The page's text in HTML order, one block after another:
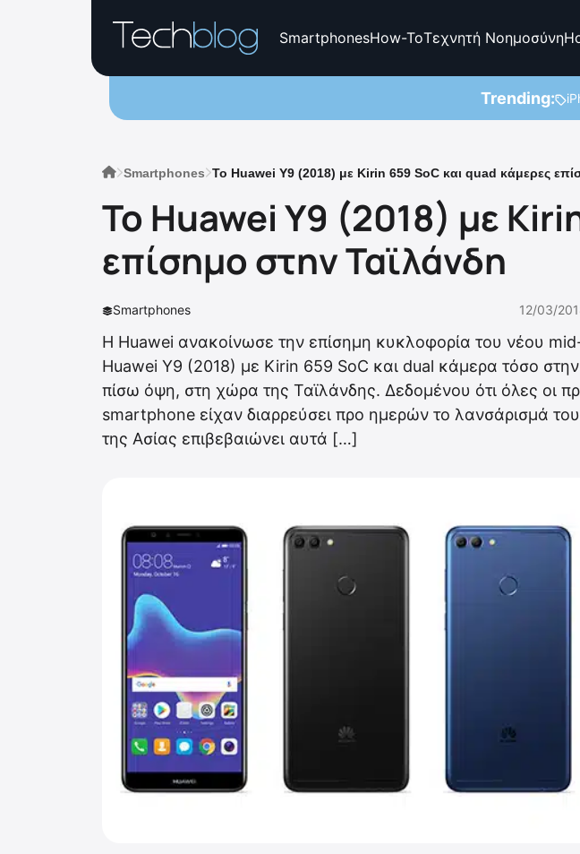
SmartphonesHow-ToΤεχνητή Νοημοσύνη
Trending:
Smartphones Το Huawei Y9 (2018) με Kirin 659 SoC και quad κάμερες
Το Huawei Y9 (2018) με
επίσημο στην Ταϊλάνδη
Smartphones 12/03/
Η Huawei ανακοίνωσε την επίσημη κυκλοφορία του νέου
Huawei Y9 (2018) με Kirin 659 SoC και dual κάμερα τόσο
πίσω όψη, στη χώρα της Ταϊλάνδης. Δεδομένου ότι όλες οι
smartphone είχαν διαρρεύσει προ ημερών το λανσάρισμά
της Ασίας επιβεβαιώνει αυτά […]